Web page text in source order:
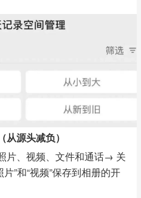
源头减负）
、视频、文件和通话→ 关
”和“视频”保存到相册的开